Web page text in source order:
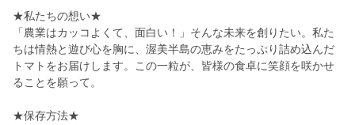
★私たちの想い★
「農業はカッコよくて、面白い！」そんな未来を創りたい。私た
ちは情熱と遊び心を胸に、渥美半島の恵みをたっぷり詰め込んだ
トマトをお届けします。この一粒が、皆様の食卓に笑顔を咲かせ
ることを願って。
★保存方法★